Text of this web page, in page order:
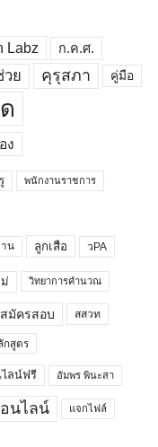
Labz ก.ค.ศ.
วย คุรุสภา คู่มือ
ง
พนักงานราชการ
าน ลูกเสือ วPA
วิทยาการคำนวณ
สมัครสอบ สสวท
กสูตร
ลน์ฟรี อัมพร พินะสา
นไลน์ แจกไฟล์